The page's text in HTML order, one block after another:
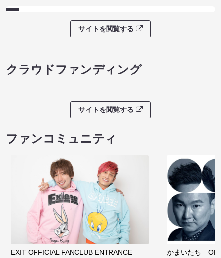
サイトを閲覧する
クラウドファンディング
サイトを閲覧する
ファンコミュニティ
EXIT OFFICIAL FANCLUB ENTRANCE かまいたち